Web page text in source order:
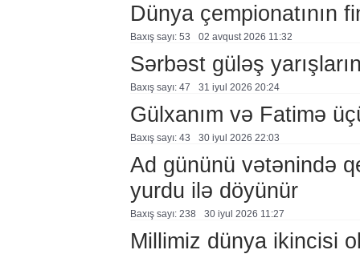
Dünya çempionatının
Baxış sayı: 53 02 avqust 2026 11:32
Sərbəst güləş
Baxış sayı: 47 31 i̇yul 2026 20:24
Gülxanım və Fatimə
Baxış sayı: 43 30 i̇yul 2026 22:03
Ad gününü vətənində
yurdu ilə döyünür
Baxış sayı: 238 30 i̇yul 2026 11:27
Millimiz dünya ikincisi